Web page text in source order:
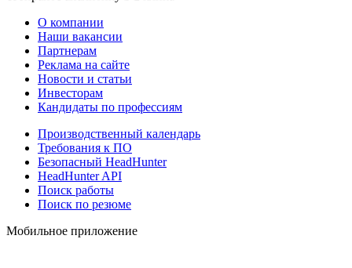
О компании
Наши вакансии
Партнерам
Реклама на сайте
Новости и статьи
Инвесторам
Кандидаты по профессиям
Производственный календарь
Требования к ПО
Безопасный HeadHunter
HeadHunter API
Поиск работы
Поиск по резюме
Мобильное приложение